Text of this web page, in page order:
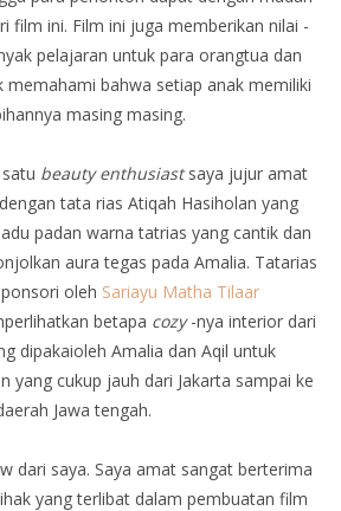
film ini. Film ini juga memberikan nilai -
pelajaran untuk para orangtua dan
bahwa setiap anak memiliki
masing masing.
beauty enthusiastsaya jujur amat
tata rias Atiqah Hasiholan yang
padan warna tatrias yang cantik dan
aura tegas pada Amalia. Tatarias
oleh Sariayu Matha Tilaar
betapa cozy-nya interior dari
dipakaioleh Amalia dan Aqil untuk
yang cukup jauh dari Jakarta sampai ke
Jawa tengah.
dari saya. Saya amat sangat berterima
yang terlibat dalam pembuatan film